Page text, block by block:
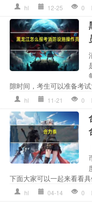
hl 12-25 0
隙时间，考生可以准备考
hl 11-21 0
下面大家可以一起来看看
hl 04-14 0